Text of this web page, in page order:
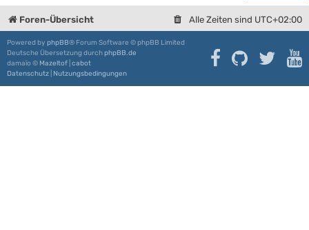
n
Foren-Übersicht Alle Zeiten sind UTC+02:00
Powered by phpBB® Forum Software © phpBB Limited
Deutsche Übersetzung durchphpBB.de
damaïo © Mazeltof cabot
Datenschutz Nutzungsbedingungen